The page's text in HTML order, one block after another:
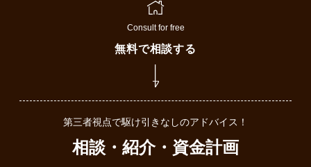
Consult for free
無料で相談する
第三者視点で駆け引きなしのアドバイス！
相談・紹介・資金計画